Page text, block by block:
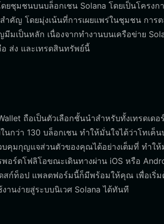
ยชุมชนบนบล็อกเชน Solana โดยเป็นโครงก
คัญ โดยมุ่งเน้นที่การเผยแพร่ในชุมชน การ
มเป็นหลัก เนื่องจากทำงานบนเครือข่าย
ส่ง และเทรดสินทรัพย์นี้
ถือเป็นตัวเลือกชั้นนำสำหรับทั้งเทรดเดอ
กว่า 130 บล็อกเชน ทำให้มั่นใจได้ว่าโทเค็น
คุมกุญแจส่วนตัวของคุณได้อย่างเต็มที่ ทำให้
ร์ตโฟลิโอขณะเดินทางผ่าน iOS หรือ
สก์ท็อป แพลตฟอร์มนี้ก็มีพร้อมให้คุณ เพื่อเริ่
านง่ายสู่ระบบนิเวศ Solana ได้ทันที